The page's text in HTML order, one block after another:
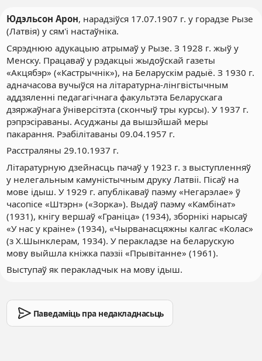
Юдэльсон Арон, нарадзіўся 17.07.1907 г. у горадзе Рызе
(Латвія) у сям'і настаўніка.
Сярэднюю адукацыю атрымаў у Рызе. З 1928 г. жыў у
Менску. Працаваў у рэдакцыі жыдоўскай газеты
«Акцябэр» («Кастрычнік»), на Беларускім радыё. З 1930 г.
адначасова вучыўся на літаратурна-лінгвістычным
аддзяленні педагагічнага факультэта Беларускага
дзяржаўнага ўніверсітэта (скончыў тры курсы). У 1937 г.
рэпрэсіраваны. Асуджаны да вышэйшай меры
пакарання. Рэабілітаваны 09.04.1957 г.
Расстраляны 29.10.1937 г.
Літаратурную дзейнасць пачаў у 1923 г. з выступленняў
у нелегальным камуністычным друку Латвіі. Пісаў на
мове ідыш. У 1929 г. апублікаваў паэму «Негарэлае» ў
часопісе «Штэрн» («Зорка»). Выдаў паэму «Камбінат»
(1931), кнігу вершаў «Граніца» (1934), зборнікі нарысаў
«У нас у краіне» (1934), «Чырванасцяжны калгас «Колас»
(з Х.Шынклерам, 1934). У перакладзе на беларускую
мову выйшла кніжка паэзіі «Прывітанне» (1961).
Выступаў як перакладчык на мову ідыш.
Паведаміць пра недакладнасьць